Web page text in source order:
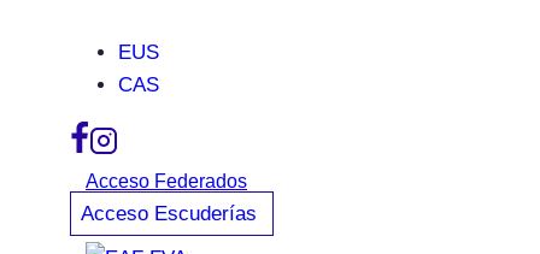
EUS
CAS
Acceso Federados
Acceso Escuderías